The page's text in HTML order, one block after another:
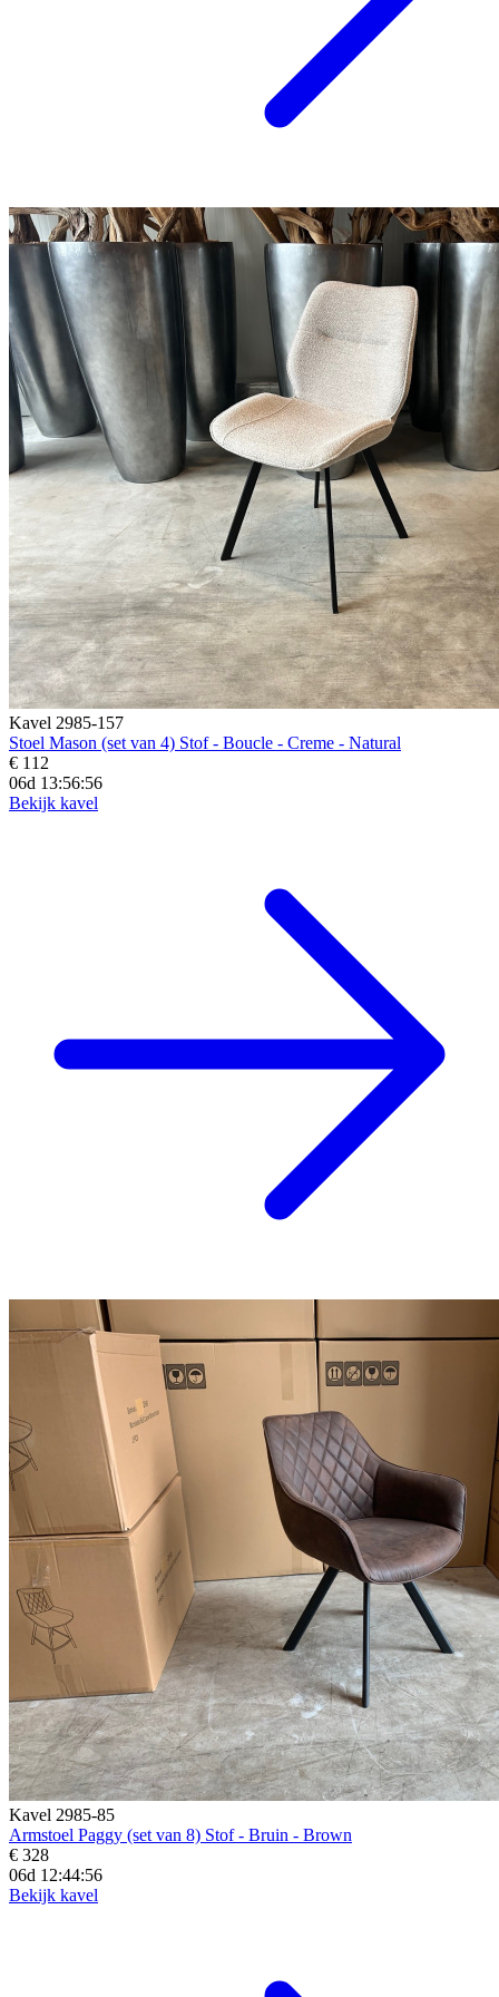
Kavel 2985-157
Stoel Mason (set van 4) Stof - Boucle - Creme - Natural
€ 112
06d 13:56:54
Bekijk kavel
Kavel 2985-85
Armstoel Paggy (set van 8) Stof - Bruin - Brown
€ 328
06d 12:44:54
Bekijk kavel